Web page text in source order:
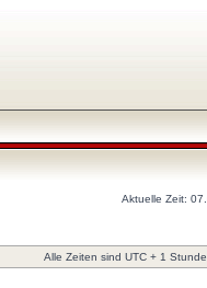
Aktuelle Zeit:
Alle Zeiten sind UTC + 1